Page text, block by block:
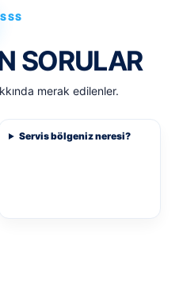
SSS
SORULAR
merak edilenler.
Servis bölgeniz neresi?